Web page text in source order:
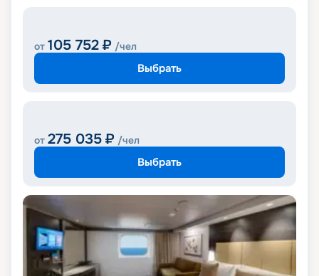
от 105 752 ₽ /чел
Выбрать
от 275 035 ₽ /чел
Выбрать